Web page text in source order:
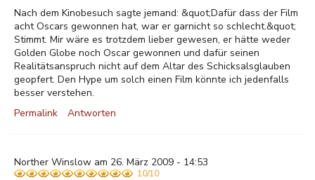
Nach dem Kinobesuch sagte jemand: &quot;Dafür dass der Film
acht Oscars gewonnen hat, war er garnicht so schlecht.&quot;
Stimmt. Mir wäre es trotzdem lieber gewesen, er hätte weder
Golden Globe noch Oscar gewonnen und dafür seinen
Realitätsanspruch nicht auf dem Altar des Schicksalsglauben
geopfert. Den Hype um solch einen Film könnte ich jedenfalls
besser verstehen.
Permalink
Antworten
Norther Winslow am 26. März 2009 - 14:53
10/10